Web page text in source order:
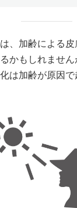
、加齢による
かもしれませ
は加齢が原因